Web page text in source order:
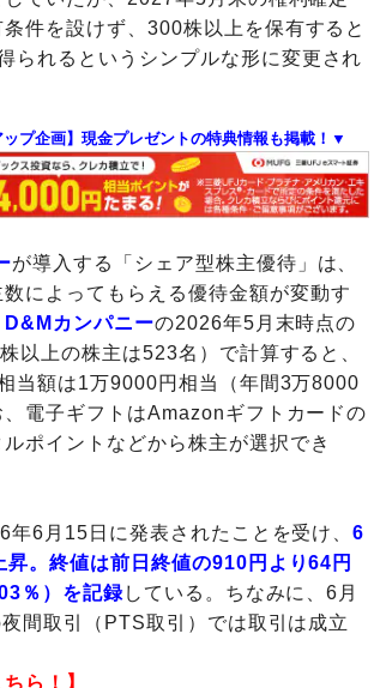
件を設けず、300株以上を保有すると
られるというシンプルな形に変更され
プ企画】現金プレゼントの特典情報も掲載！▼
が導入する「シェア型株主優待」は、
によってもらえる優待金額が変動す
D&Mカンパニーの2026年5月末時点の
以上の株主は523名）で計算すると、
当額は1万9000円相当（年間3万8000
電子ギフトはAmazonギフトカードの
ポイントなどから株主が選択でき
6月15日に発表されたことを受け、6
昇。終値は前日終値の910円より64円
％）を記録している。ちなみに、6月
間取引（PTS取引）では取引は成立
ら！】